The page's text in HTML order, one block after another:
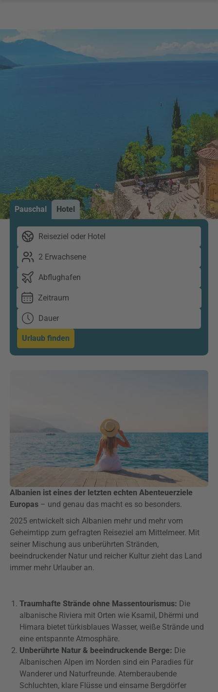
Pauschal Hotel
Reiseziel oder Hotel
2 Erwachsene
Abflughafen
Zeitraum
Dauer
Urlaub finden
Albanien ist eines der letzten echten Abenteuerziele
Europas – und genau das macht es so besonders.
2025 entwickelt sich Albanien mehr und mehr vom
Geheimtipp zum gefragten Reiseziel am Mittelmeer. Mit
seiner Mischung aus unberührten Stränden,
beeindruckender Natur und reicher Kultur zieht das Land
immer mehr Urlauber an.
Traumhafte Strände ohne Massentourismus: Die
albanische Riviera mit Orten wie Ksamil, Dhërmi und
Himara bietet türkisblaues Wasser, weiße Strände und
eine entspannte Atmosphäre.
Unberührte Natur & beeindruckende Berge: Die
Albanischen Alpen im Norden sind ein Paradies für
Wanderer und Naturfreunde. Atemberaubende
Schluchten, klare Flüsse und einsame Bergdörfer